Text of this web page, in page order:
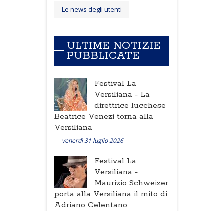
Le news degli utenti
ULTIME NOTIZIE
PUBBLICATE
Festival La
Versiliana - La
direttrice lucchese
Beatrice Venezi torna alla
Versiliana
venerdì 31 luglio 2026
Festival La
Versiliana -
Maurizio Schweizer
porta alla Versiliana il mito di
Adriano Celentano